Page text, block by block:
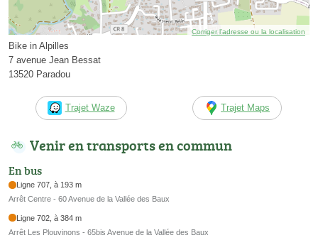
Corriger l’adresse ou la localisation
Bike in Alpilles
7 avenue Jean Bessat
13520 Paradou
Trajet Waze Trajet Maps
Venir en transports en commun
En bus
Ligne 707, à 193 m
Arrêt Centre - 60 Avenue de la Vallée des Baux
Ligne 702, à 384 m
Arrêt Les Plouvinons - 65bis Avenue de la Vallée des Baux